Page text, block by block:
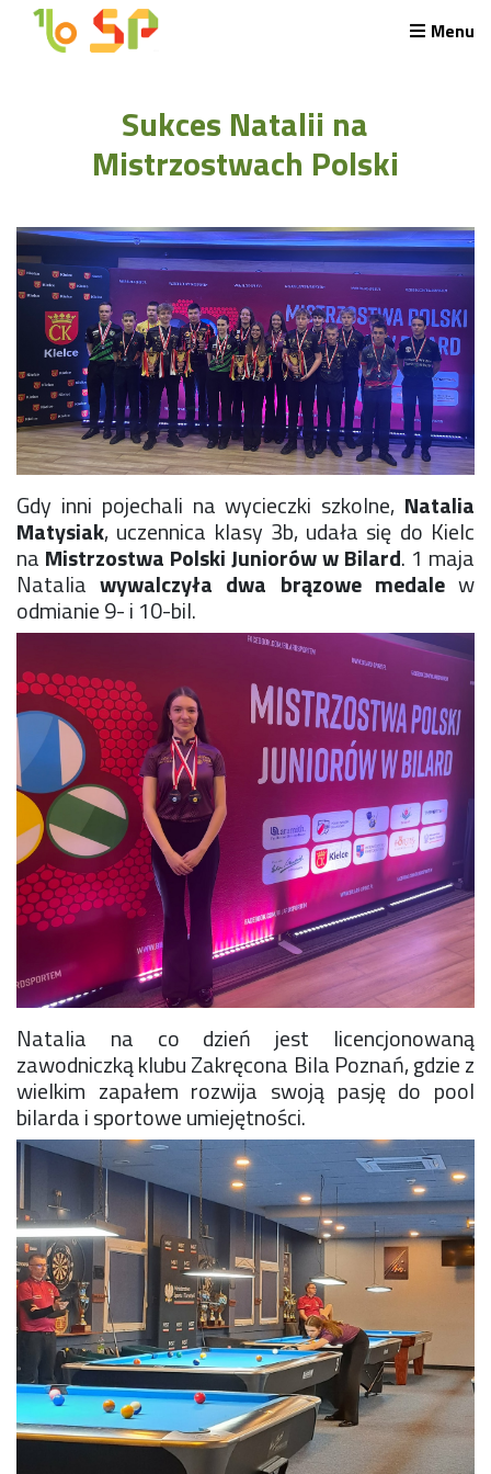
Menu
Potrzebne dokumenty
Przykładowe arkusze egzaminu wstępnego
Stypendia naukowe
Plan nauczania liceum 4-letniego
Nawigacja
Archiwalna strona Szkoły
Biblioteka Szkolna
EKOSIK
Filmy z wydarzeń szkolnych
Galeria
Harmonogram pracy szkoły
Konkurs klas
Konkurs "Złota Żaba"
Kontakty zagraniczne
Newsy
Obóz adaptacyjny
Polityka ochrony dzieci
Szkoła zimowa
Warsztaty interdyscyplinarne
Wykaz podręczników
Zajęcia pozalekcyjne
Aplikacje szkolne
Biblioteka szkolna
Classroom
Dokumenty szkolne
Dyżury Szkolne
Dziennik elektroniczny
Rekrutacja SP
O nas
Regulamin rekrutacji do SP
Potrzebne dokumenty
Informacja o teście z języka angielskiego
Stypendia naukowe
Plan nauczania klasa 7. i 8.
Sukces Natalii na
Mistrzostwach Polski
Gdy inni pojechali na wycieczki szkolne, Natalia
Matysiak, uczennica klasy 3b, udała się do Kielc
na Mistrzostwa Polski Juniorów w Bilard. 1 maja
Nataliawywalczyła dwa brązowe medalew
odmianie 9- i 10-bil.
Natalia na co dzień jest licencjonowaną
zawodniczką klubu Zakręcona Bila Poznań, gdzie z
wielkim zapałem rozwija swoją pasję do pool
bilarda i sportowe umiejętności.